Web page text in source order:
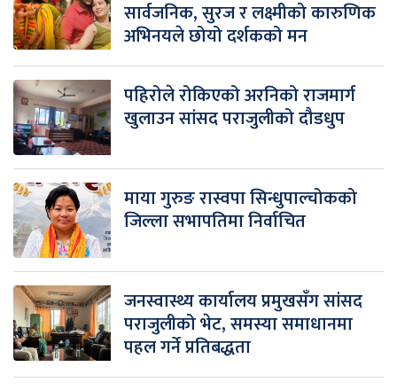
सार्वजनिक, सुरज र लक्ष्मीको कारुणिक
अभिनयले छोयो दर्शकको मन
पहिरोले रोकिएको अरनिको राजमार्ग
खुलाउन सांसद पराजुलीको दौडधुप
माया गुरुङ रास्वपा सिन्धुपाल्चोकको
जिल्ला सभापतिमा निर्वाचित
जनस्वास्थ्य कार्यालय प्रमुखसँग सांसद
पराजुलीको भेट, समस्या समाधानमा
पहल गर्ने प्रतिबद्धता